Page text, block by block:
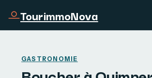
TourimmoNova
GASTRONOMIE